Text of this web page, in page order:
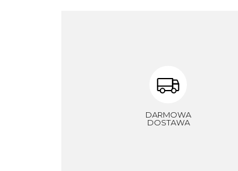
DARMOWA
DOSTAWA